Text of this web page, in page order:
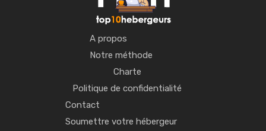
A propos
Notre méthode
Charte
Politique de confidentialité
Contact
Soumettre votre hébergeur